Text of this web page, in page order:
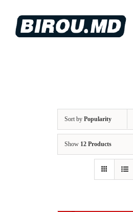
content
Sort by Popularity
Show 12 Products